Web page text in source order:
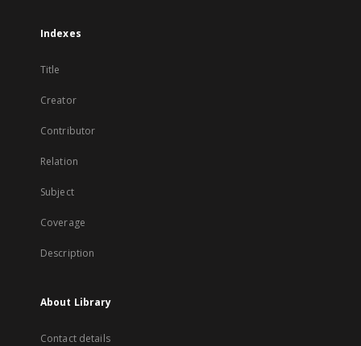
Indexes
Title
Creator
Contributor
Relation
Subject
Coverage
Description
About Library
Contact details